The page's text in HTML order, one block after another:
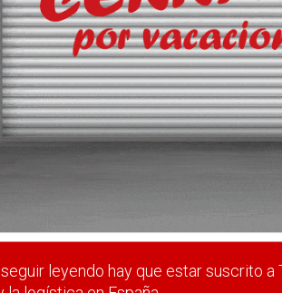
de una docena de centros logísticos
2029.
estar suscrito a Transporte XXI, el
Nombre de usuario (elija
leyendo hay que estar suscrito a